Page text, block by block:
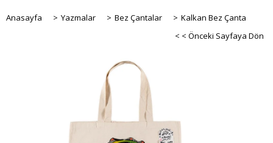
Anasayfa > Yazmalar > Bez Çantalar > Kalkan Bez Çanta
< < Önceki Sayfaya Dön